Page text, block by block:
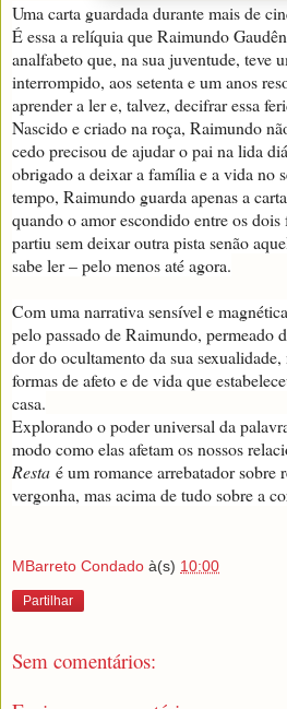
Uma carta guardada durante mais de
É essa a relíquia que Raimundo
analfabeto que, na sua juventude, teve
interrompido, aos setenta e um anos
aprender a ler e, talvez, decifrar essa
Nascido e criado na roça, Raimundo
cedo precisou de ajudar o pai na lida
obrigado a deixar a família e a vida no
tempo, Raimundo guarda apenas a
quando o amor escondido entre os
partiu sem deixar outra pista senão
sabe ler – pelo menos até agora.
Com uma narrativa sensível e
pelo passado de Raimundo, permeado
dor do ocultamento da sua sexualidade,
formas de afeto e de vida que
casa.
Explorando o poder universal da
modo como elas afetam os nossos
Resta é um romance arrebatador sobre
vergonha, mas acima de tudo sobre a
MBarreto Condado à(s) 10:00
Partilhar
Sem comentários: